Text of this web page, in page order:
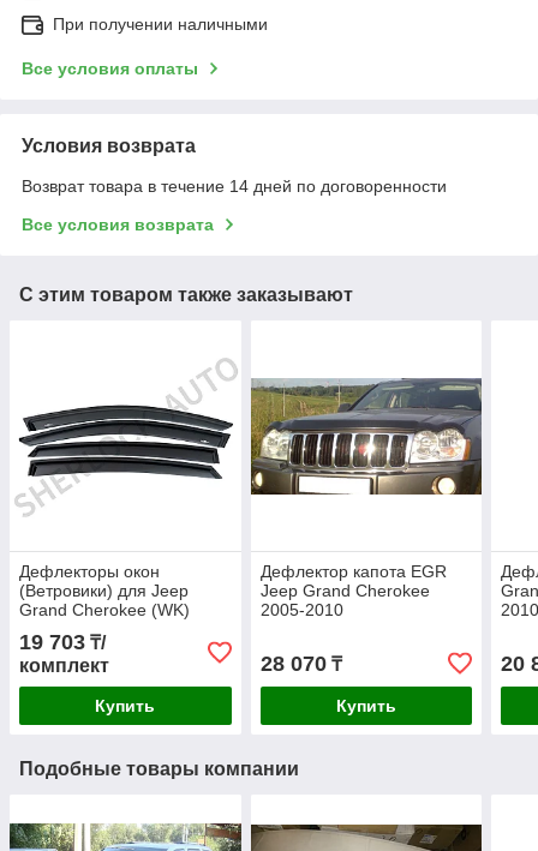
При получении наличными
Все условия оплаты
Условия возврата
Возврат товара в течение 14 дней по договоренности
Все условия возврата
С этим товаром также заказывают
Дефлекторы окон
(Ветровики) для Jeep
Grand Cherokee (WK)
2005-2010
19 703 ₸/
комплект
Купить
Дефлектор капота EGR
Jeep Grand Cherokee
2005-2010
28 070₸
Купить
20
Подобные товары компании